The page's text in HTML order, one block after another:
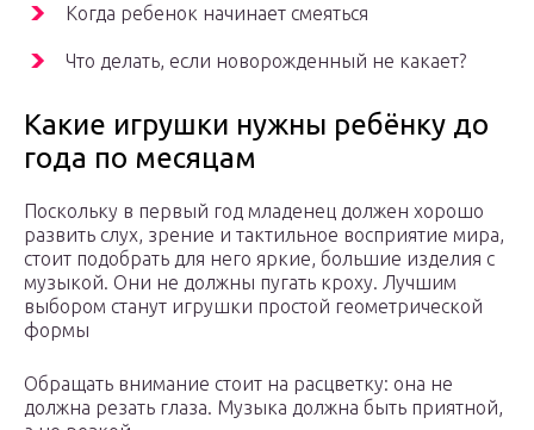
Когда ребенок начинает смеяться
Что делать, если новорожденный не какает?
Какие игрушки нужны ребёнку до
года по месяцам
Поскольку в первый год младенец должен хорошо
развить слух, зрение и тактильное восприятие мира,
стоит подобрать для него яркие, большие изделия с
музыкой. Они не должны пугать кроху. Лучшим
выбором станут игрушки простой геометрической
формы
Обращать внимание стоит на расцветку: она не
должна резать глаза. Музыка должна быть приятной,